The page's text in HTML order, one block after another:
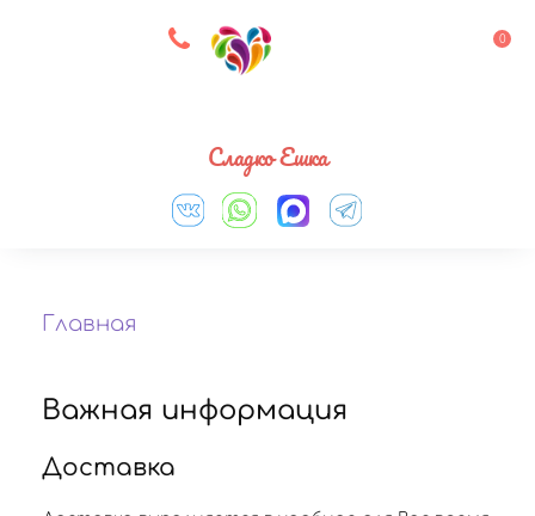
8 927 083 33 05 0
Сладко Ешка
Главная
Важная информация
Доставка